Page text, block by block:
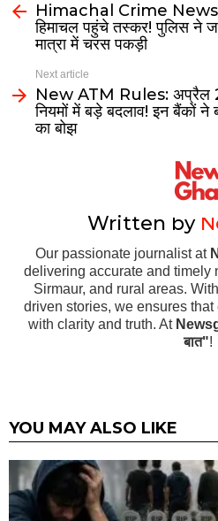
Himachal Crime News:
हिमाचल पहुंचे तस्कर! पुलिस ने
मात्रा में चरस पकड़ी
Next article
New ATM Rules: अप्रैल
नियमों में बड़े बदलाव! इन बैंकों ने
का बोझ
Written by
Our passionate journalist at
delivering accurate and timely
Sirmaur, and rural areas.
driven stories, we ensures
with clarity and truth. At
बात"!
YOU MAY ALSO LIKE